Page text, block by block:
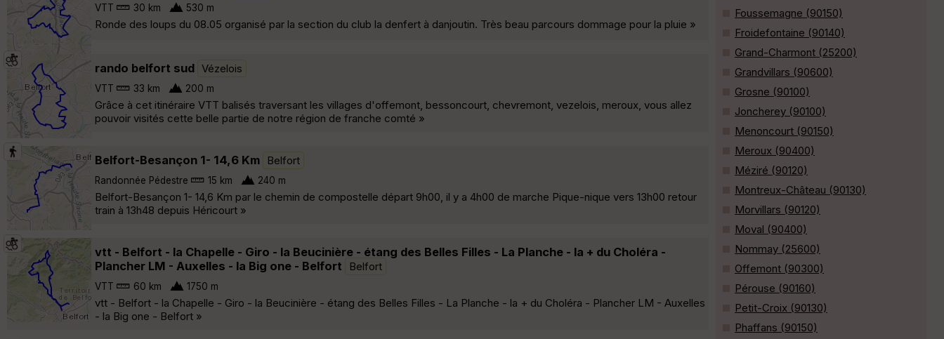
VTT 30 km 530 m
Ronde des loups du 08.05 organisé par la section du club la denfert à danjoutin. Très beau parcours dommage pour la pluie »
rando belfort sud Vézelois
VTT 33 km 200 m
Grâce à cet itinéraire VTT balisés traversant les villages d'offemont, bessoncourt, chevremont, vezelois, meroux, vous allez
pouvoir visités cette belle partie de notre région de franche comté »
Belfort-Besançon 1- 14,6 Km Belfort
Randonnée Pédestre 15 km 240 m
Belfort-Besançon 1- 14,6 Km par le chemin de compostelle départ 9h00, il y a 4h00 de marche Pique-nique vers 13h00 retour
train à 13h48 depuis Héricourt »
vtt - Belfort - la Chapelle - Giro - la Beucinière - étang des Belles Filles - La Planche - la + du Choléra -
Plancher LM - Auxelles - la Big one - Belfort
Belfort
VTT 60 km 1750 m
vtt - Belfort - la Chapelle - Giro - la Beucinière - étang des Belles Filles - La Planche - la + du Choléra - Plancher LM - Auxelles
- la Big one - Belfort »
Foussemagne (90150)
Froidefontaine (90140)
Grand-Charmont (25200)
Grandvillars (90600)
Grosne (90100)
Joncherey (90100)
Menoncourt (90150)
Meroux (90400)
Méziré (90120)
Montreux-Château (90130)
Morvillars (90120)
Moval (90400)
Nommay (25600)
Offemont (90300)
Pérouse (90160)
Petit-Croix (90130)
Phaffans (90150)